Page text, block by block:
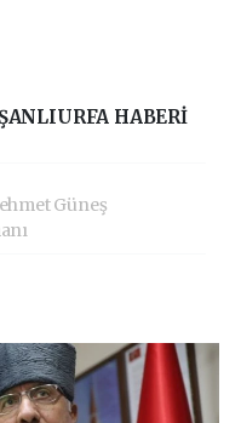
ŞANLIURFA HABERİ
Güneş